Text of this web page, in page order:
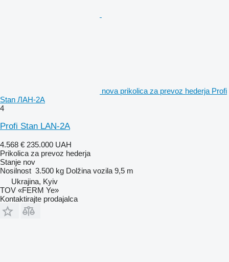
nova prikolica za prevoz hederja Profi
Stan ЛАН-2А
4
Profi Stan LAN-2A
4.568 € 235.000 UAH
Prikolica za prevoz hederja
Stanje nov
Nosilnost 3.500 kg Dolžina vozila 9,5 m
Ukrajina, Kyiv
TOV «FERM Ye»
Kontaktirajte prodajalca